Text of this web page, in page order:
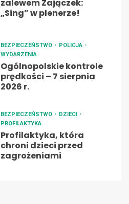
zalewem Zajączek:
„Sing” w plenerze!
BEZPIECZEŃSTWO
POLICJA
WYDARZENIA
Ogólnopolskie kontrole
prędkości – 7 sierpnia
2026 r.
BEZPIECZEŃSTWO
DZIECI
PROFILAKTYKA
Profilaktyka, która
chroni dzieci przed
zagrożeniami